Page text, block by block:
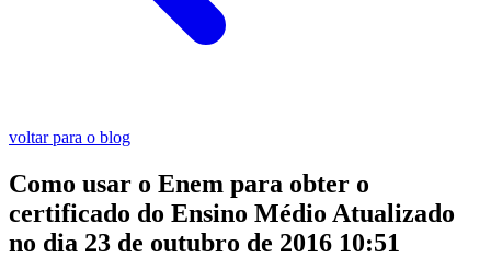
voltar para o blog
Como usar o Enem para obter o
certificado do Ensino Médio Atualizado
no dia 23 de outubro de 2016 10:51